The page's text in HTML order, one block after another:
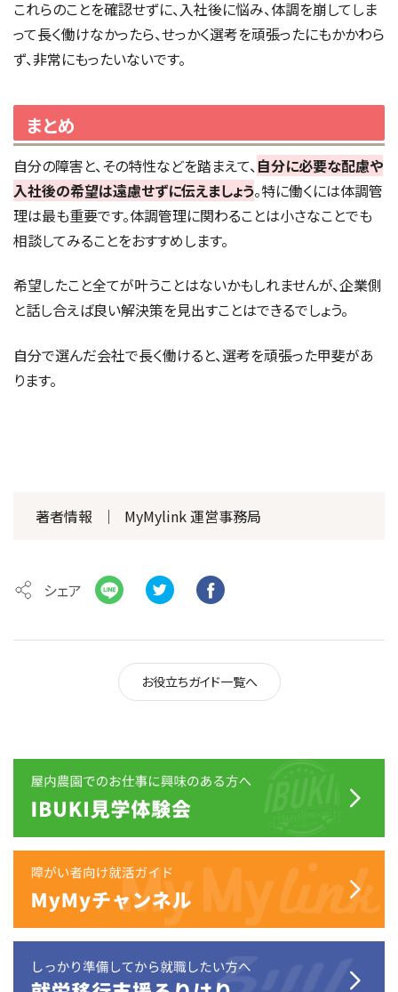
これらのことを確認せずに、入社後に悩み、体調を崩してしま
って長く働けなかったら、せっかく選考を頑張ったにもかかわら
ず、非常にもったいないです。
まとめ
自分の障害と、その特性などを踏まえて、 自分に必要な配慮や
入社後の希望は遠慮せずに伝えましょう。特に働くには体調管
理は最も重要です。体調管理に関わることは小さなことでも
相談してみることをおすすめします。
希望したこと全てが叶うことはないかもしれませんが、企業側
と話し合えば良い解決策を見出すことはできるでしょう。
自分で選んだ会社で長く働けると、選考を頑張った甲斐があ
ります。
著者情報 ｜ MyMylink 運営事務局
シェア
お役立ちガイド一覧へ